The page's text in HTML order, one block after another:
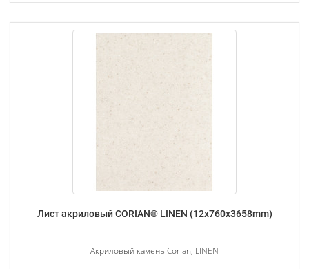
Лист акриловый CORIAN® LINEN (12х760х3658mm)
Акриловый камень Corian, LINEN